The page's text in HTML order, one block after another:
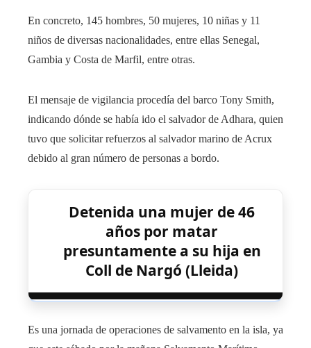
En concreto, 145 hombres, 50 mujeres, 10 niñas y 11
niños de diversas nacionalidades, entre ellas Senegal,
Gambia y Costa de Marfil, entre otras.
El mensaje de vigilancia procedía del barco Tony Smith,
indicando dónde se había ido el salvador de Adhara, quien
tuvo que solicitar refuerzos al salvador marino de Acrux
debido al gran número de personas a bordo.
Detenida una mujer de 46
años por matar
presuntamente a su hija en
Coll de Nargó (Lleida)
Es una jornada de operaciones de salvamento en la isla, ya